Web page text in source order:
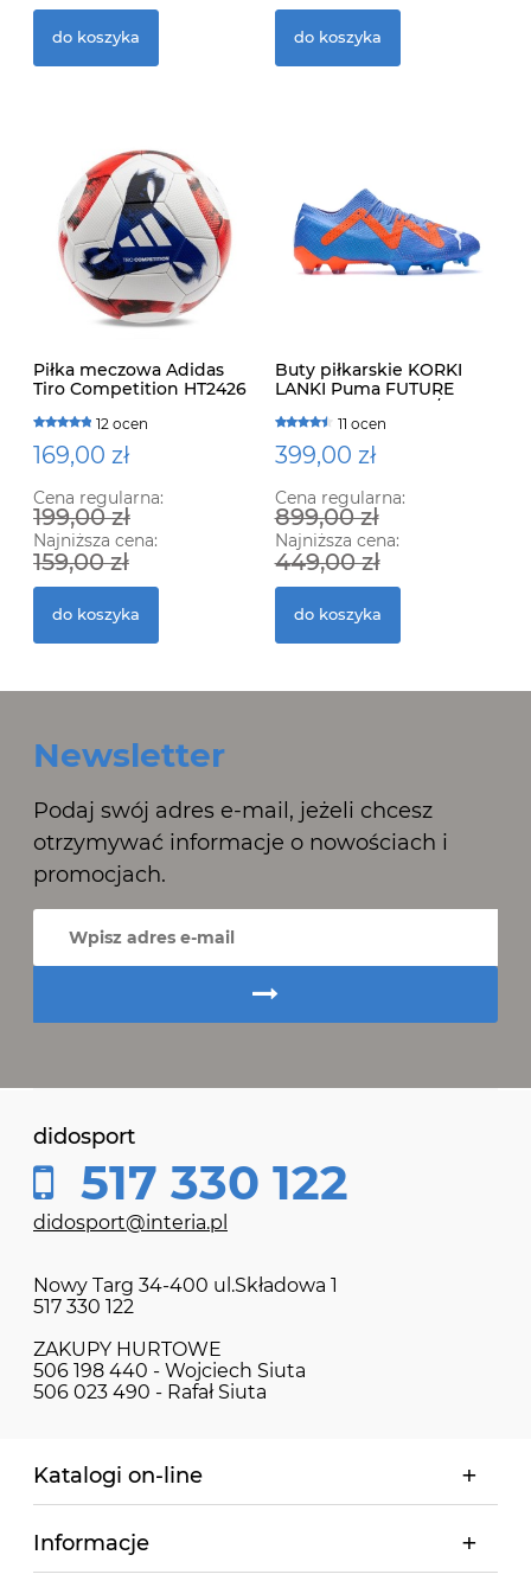
do koszyka do koszyka
Piłka meczowa Adidas
Tiro Competition HT2426
12 ocen
169,00 zł
Cena regularna:
199,00 zł
Najniższa cena:
159,00 zł
do koszyka
Buty piłkarskie KORKI
LANKI Puma FUTURE
ULTIMATE LOW FG/AG
107169 0111 ocen
399,00 zł
Cena regularna:
899,00 zł
Najniższa cena:
449,00 zł
do koszyka
Newsletter
Podaj swój adres e-mail, jeżeli chcesz
otrzymywać informacje o nowościach i
promocjach.
didosport
517 330 122
didosport@interia.pl
Nowy Targ 34-400 ul.Składowa 1
517 330 122
ZAKUPY HURTOWE
506 198 440 - Wojciech Siuta
506 023 490 - Rafał Siuta
Katalogi on-line
Informacje